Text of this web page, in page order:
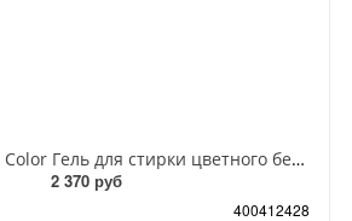
Clovin Signum Gel Color Гель для стирки цветного белья 3 л на 100 стирок
2 370 руб
400412428